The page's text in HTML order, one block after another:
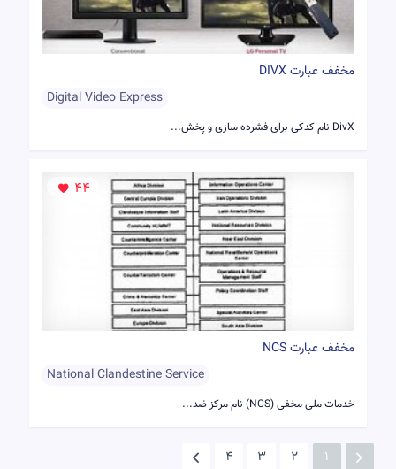
مخفف عبارت DIVX
Digital Video Express
DivX نام کدکی برای فشرده سازی و پخش...
44
مخفف عبارت NCS
National Clandestine Service
خدمات ملی مخفی (NCS) نام مرکز ضد...
1
2
3
4